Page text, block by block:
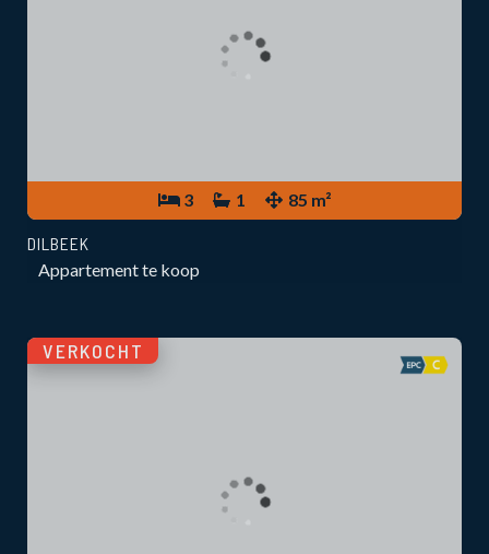
3 1 85 m²
DILBEEK
Appartement te koop
VERKOCHT